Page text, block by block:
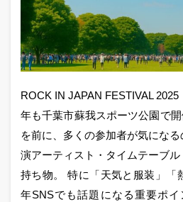
ROCK IN JAPAN FESTIVAL
年も千葉市蘇我スポーツ公園で
を前に、多くの参加者が気にな
演アーティスト・タイムテーブ
持ち物。 特に「天気と服装」「
年SNSでも話題になる重要ポ